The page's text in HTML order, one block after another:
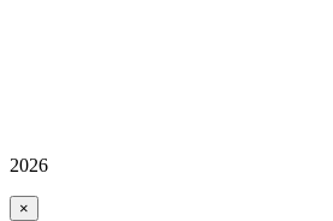
2026
×